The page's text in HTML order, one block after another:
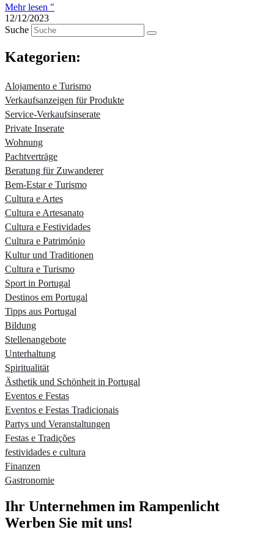
Mehr lesen "
12/12/2023
Suche
Kategorien:
Alojamento e Turismo
Verkaufsanzeigen für Produkte
Service-Verkaufsinserate
Private Inserate
Wohnung
Pachtverträge
Beratung für Zuwanderer
Bem-Estar e Turismo
Cultura e Artes
Cultura e Artesanato
Cultura e Festividades
Cultura e Património
Kultur und Traditionen
Cultura e Turismo
Sport in Portugal
Destinos em Portugal
Tipps aus Portugal
Bildung
Stellenangebote
Unterhaltung
Spiritualität
Ästhetik und Schönheit in Portugal
Eventos e Festas
Eventos e Festas Tradicionais
Partys und Veranstaltungen
Festas e Tradições
festividades e cultura
Finanzen
Gastronomie
Ihr Unternehmen im Rampenlicht
Werben Sie mit uns!